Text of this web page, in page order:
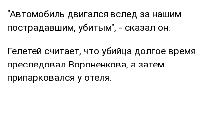
"Автомобиль двигался вслед за нашим
пострадавшим, убитым", - сказал он.
Гелетей считает, что убийца долгое время
преследовал Вороненкова, а затем
припарковался у отеля.